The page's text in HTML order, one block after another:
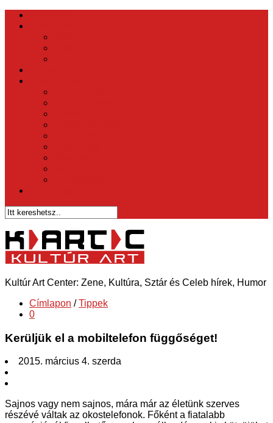
Kultúr Art Center: Zene, Kultúra, Sztár és Celeb hírek, Humor
Címlapon / Tippek
0
Kerüljük el a mobiltelefon függőséget!
2015. március 4. szerda
Sajnos vagy nem sajnos, mára már az életünk szerves
részévé váltak az okostelefonok. Főként a fiatalabb